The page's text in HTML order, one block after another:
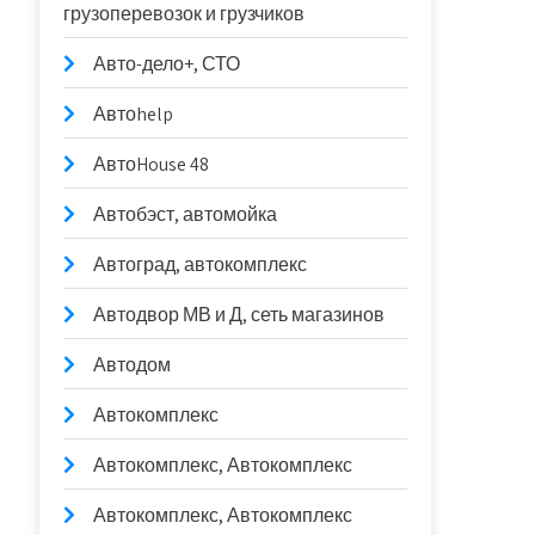
грузоперевозок и грузчиков
Авто-дело+, СТО
Автоhelp
АвтоHouse 48
Автобэст, автомойка
Автоград, автокомплекс
Автодвор МВ и Д, сеть магазинов
Автодом
Автокомплекс
Автокомплекс, Автокомплекс
Автокомплекс, Автокомплекс